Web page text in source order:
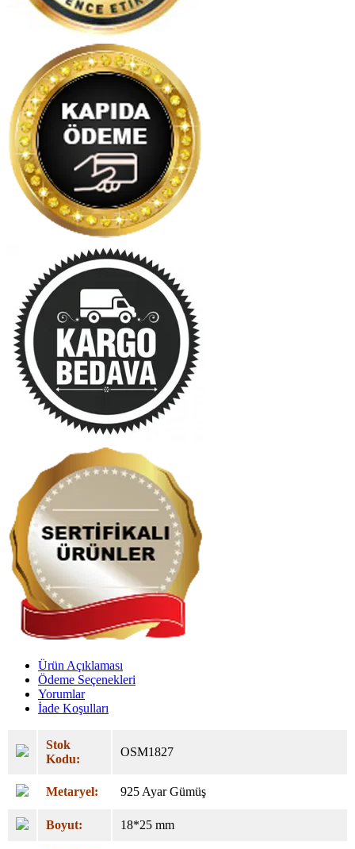
Ürün Açıklaması
Ödeme Seçenekleri
Yorumlar
İade Koşulları
Stok
Kodu:
OSM1827
Metaryel: 925 Ayar Gümüş
Boyut: 18*25 mm